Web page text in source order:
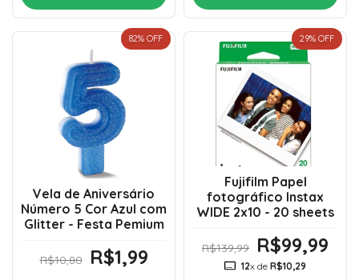
82% OFF
Vela de Aniversário
Número 5 Cor Azul com
Glitter - Festa Pemium
R$10,80 R$1,99
29% OFF
Fujifilm Papel
fotográfico Instax
WIDE 2x10 - 20 sheets
R$139,99 R$99,99
12x de R$10,29